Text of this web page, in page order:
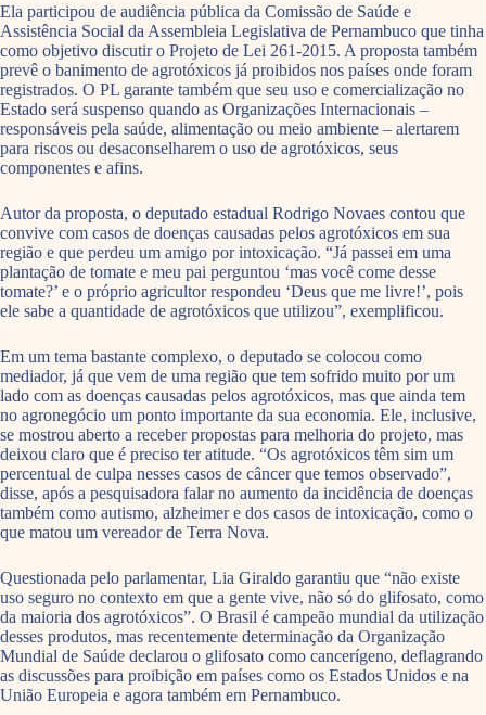
Ela participou de audiência pública da Comissão de Saúde e
Assistência Social da Assembleia Legislativa de Pernambuco que tinha
como objetivo discutir o Projeto de Lei 261-2015. A proposta também
prevê o banimento de agrotóxicos já proibidos nos países onde foram
registrados. O PL garante também que seu uso e comercialização no
Estado será suspenso quando as Organizações Internacionais –
responsáveis pela saúde, alimentação ou meio ambiente – alertarem
para riscos ou desaconselharem o uso de agrotóxicos, seus
componentes e afins.
Autor da proposta, o deputado estadual Rodrigo Novaes contou que
convive com casos de doenças causadas pelos agrotóxicos em sua
região e que perdeu um amigo por intoxicação. “Já passei em uma
plantação de tomate e meu pai perguntou ‘mas você come desse
tomate?’ e o próprio agricultor respondeu ‘Deus que me livre!’, pois
ele sabe a quantidade de agrotóxicos que utilizou”, exemplificou.
Em um tema bastante complexo, o deputado se colocou como
mediador, já que vem de uma região que tem sofrido muito por um
lado com as doenças causadas pelos agrotóxicos, mas que ainda tem
no agronegócio um ponto importante da sua economia. Ele, inclusive,
se mostrou aberto a receber propostas para melhoria do projeto, mas
deixou claro que é preciso ter atitude. “Os agrotóxicos têm sim um
percentual de culpa nesses casos de câncer que temos observado”,
disse, após a pesquisadora falar no aumento da incidência de doenças
também como autismo, alzheimer e dos casos de intoxicação, como o
que matou um vereador de Terra Nova.
Questionada pelo parlamentar, Lia Giraldo garantiu que “não existe
uso seguro no contexto em que a gente vive, não só do glifosato, como
da maioria dos agrotóxicos”. O Brasil é campeão mundial da utilização
desses produtos, mas recentemente determinação da Organização
Mundial de Saúde declarou o glifosato como cancerígeno, deflagrando
as discussões para proibição em países como os Estados Unidos e na
União Europeia e agora também em Pernambuco.